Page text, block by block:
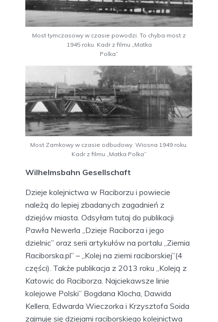
Most tymczasowy w czasie powodzi. To chyba most z
1945 roku. Kadr z filmu „Matka
Polka”
Most Zamkowy w czasie odbudowy. Wiosna 1949 roku.
Kadr z filmu „Matka Polka”
Wilhelmsbahn Gesellschaft
Dzieje kolejnictwa w Raciborzu i powiecie
należą do lepiej zbadanych zagadnień z
dziejów miasta. Odsyłam tutaj do publikacji
Pawła Newerla „Dzieje Raciborza i jego
dzielnic” oraz serii artykułów na portalu „Ziemia
Raciborska.pl” – „Kolej na ziemi raciborskiej”(4
części). Także publikacja z 2013 roku „Koleją z
Katowic do Raciborza. Najciekawsze linie
kolejowe Polski” Bogdana Klocha, Dawida
Kellera, Edwarda Wieczorka i Krzysztofa Soida
zajmuje się dziejami raciborskiego kolejnictwa